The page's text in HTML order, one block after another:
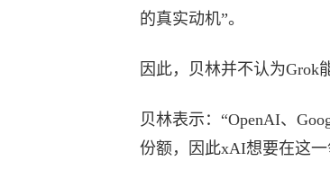
的真实动机”。
因此，贝林并不认为Grok
贝林表示：“OpenAI、
份额，因此xAI想要在这一